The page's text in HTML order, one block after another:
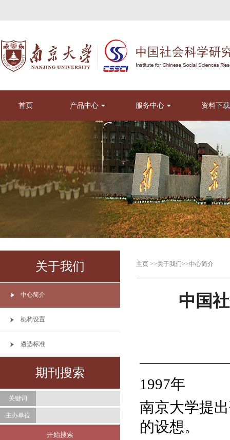
首页 产品中心 服务中心 资料下载
关于我们
中心简介
机构设置
遴选标准
期刊搜索
关键词
主办单位
主页 >>关于我们>>中心简介
中国
1997年
南京大学提
的设想。
南